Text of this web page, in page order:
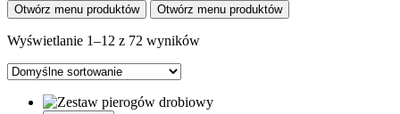
Otwórz menu produktów Otwórz menu produktów
Wyświetlanie 1–12 z 72 wyników